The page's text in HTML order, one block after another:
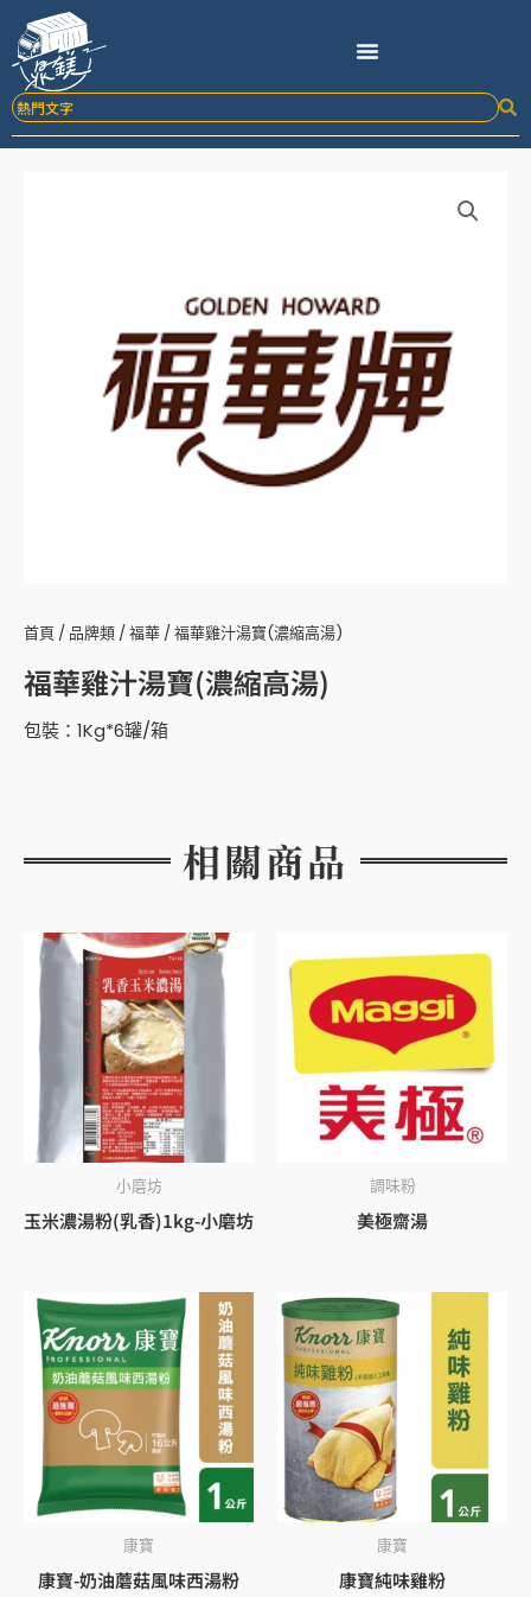
要
內
首頁 / 品牌類 / 福華 / 福華雞汁湯寶(濃縮高湯)
福華雞汁湯寶(濃縮高湯)
包裝：1Kg*6罐/箱
相關商品
小磨坊
玉米濃湯粉(乳香)1kg-小磨坊
調味粉
美極齋湯
康寶
康寶-奶油蘑菇風味西湯粉
康寶
康寶純味雞粉